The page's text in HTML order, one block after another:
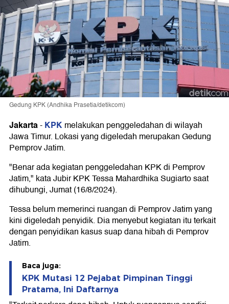
Gedung KPK (Andhika Prasetia/detikcom)
Jakarta-KPKmelakukan penggeledahan di wilayah
Jawa Timur. Lokasi yang digeledah merupakan Gedung
Pemprov Jatim.
"Benar ada kegiatan penggeledahan KPK di Pemprov
Jatim," kata Jubir KPK Tessa Mahardhika Sugiarto saat
dihubungi, Jumat (16/8/2024).
Tessa belum memerinci ruangan di Pemprov Jatim yang
kini digeledah penyidik. Dia menyebut kegiatan itu terkait
dengan penyidikan kasus suap dana hibah di Pemprov
Jatim.
Baca juga:
KPK Mutasi 12 Pejabat Pimpinan Tinggi
Pratama, Ini Daftarnya